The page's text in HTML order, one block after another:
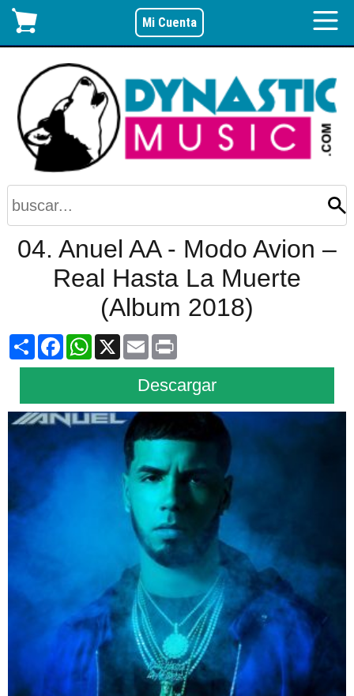
Mi Cuenta
04. Anuel AA - Modo Avion –
Real Hasta La Muerte
(Album 2018)
ShareFacebookWhatsApp
X Email
Descargar